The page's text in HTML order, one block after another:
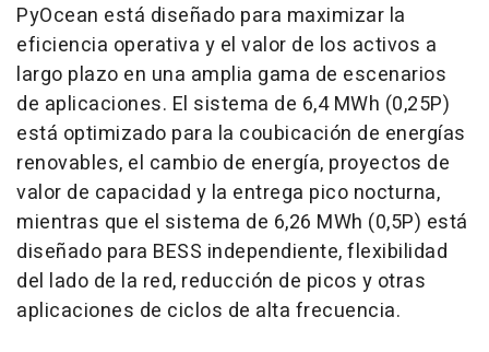
PyOcean está diseñado para maximizar la
eficiencia operativa y el valor de los activos a
largo plazo en una amplia gama de escenarios
de aplicaciones. El sistema de 6,4 MWh (0,25P)
está optimizado para la coubicación de energías
renovables, el cambio de energía, proyectos de
valor de capacidad y la entrega pico nocturna,
mientras que el sistema de 6,26 MWh (0,5P) está
diseñado para BESS independiente, flexibilidad
del lado de la red, reducción de picos y otras
aplicaciones de ciclos de alta frecuencia.